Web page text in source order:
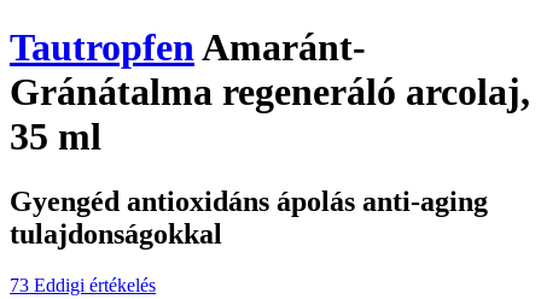
TautropfenAmaránt-
Gránátalma regeneráló arcolaj,
35 ml
Gyengéd antioxidáns ápolás anti-aging
tulajdonságokkal
73 Eddigi értékelés